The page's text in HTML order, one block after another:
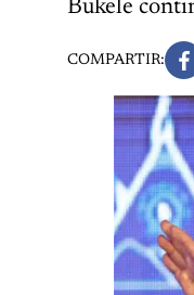
Bukele
COMPARTIR: